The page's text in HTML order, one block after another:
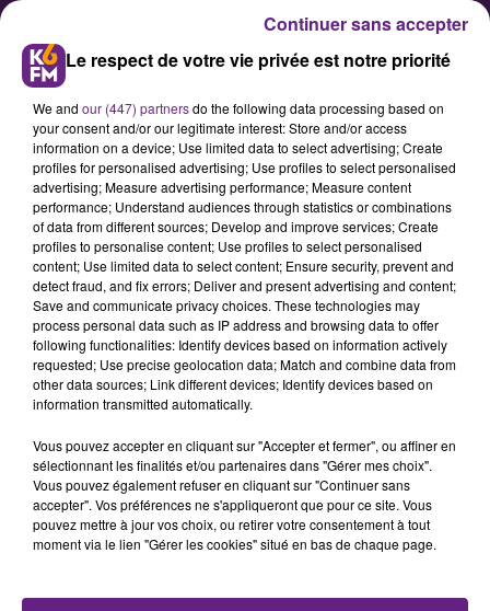
Nuit de la solidarité : la ville de
Dijon cherche des citoyens
volontaires
A l’occasion de la première Nuit de
la solidarité à Dijon le 20 janvier
prochain, la ville de Dijon recherche
le communiqué.
Publié : 5 janvier 2022 à 16h44 par Dimitri Coutand
Le respect de votre vie privée est notre priorité
We and our (447) partnersdo the following data processing based on
your consent and/or our legitimate interest: Store and/or access
information on a device; Use limited data to select advertising; Create
profiles for personalised advertising; Use profiles to select personalised
advertising; Measure advertising performance; Measure content
performance; Understand audiences through statistics or combinations
of data from different sources; Develop and improve services; Create
profiles to personalise content; Use profiles to select personalised
content; Use limited data to select content; Ensure security, prevent and
detect fraud, and fix errors; Deliver and present advertising and content;
Save and communicate privacy choices. These technologies may
process personal data such as IP address and browsing data to offer
following functionalities: Identify devices based on information actively
requested; Use precise geolocation data; Match and combine data from
other data sources; Link different devices; Identify devices based on
information transmitted automatically.
Vous pouvez accepter en cliquant sur "Accepter et fermer", ou affiner en
sélectionnant les finalités et/ou partenaires dans "Gérer mes choix".
Vous pouvez également refuser en cliquant sur "Continuer sans
accepter". Vos préférences ne s'appliqueront que pour ce site. Vous
pouvez mettre à jour vos choix, ou retirer votre consentement à tout
moment via le lien "Gérer les cookies" situé en bas de chaque page.
Continuer sans accepter